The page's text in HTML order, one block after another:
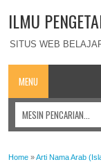
ILMU
SITUS WEB
MENU
Home »Arti Nama Arab